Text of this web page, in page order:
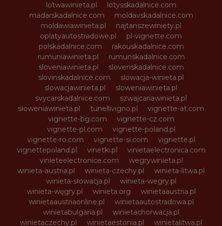
lotwawinieta.pl
lotysskadalnice.com
madarskadalnice.com
moldavskadalnice.com
moldawiawinieta.pl
najtanszewiniety.pl
oplatyautostradowe.pl
pl-vignette.com
polskadalnice.com
rakouskadalnice.com
rumuniawinieta.pl
rumunskadalnice.com
sloveniawinieta.pl
slovenskadalnice.com
slovinskadalnice.com
slowacja-winieta.pl
slowacjawinieta.pl
sloweniawinieta.pl
svycarskadalnice.com
szwajcariawinieta.pl
słoweniawinieta.pl
tunellivigno.pl
vignette-at.com
vignette-bg.com
vignette-cz.com
vignette-pl.com
vignette-poland.pl
vignette-ro.com
vignette-si.com
vignette.pl
vignettepoland.pl
vinetki.pl
vinietaelectronica.com
vinieteelectronice.com
wegrywinieta.pl
winieta-austria.pl
winieta-czechy.pl
winieta-litwa.pl
winieta-słowacja.pl
winieta-wegry.pl
winieta-węgry.pl
winieta.org
winietaaustria.pl
winietaaustriaonline.pl
winietaautostradowa.pl
winietabulgaria.pl
winietachorwacja.pl
winietaczechy.pl
winietaestonia.pl winietalitwa.pl